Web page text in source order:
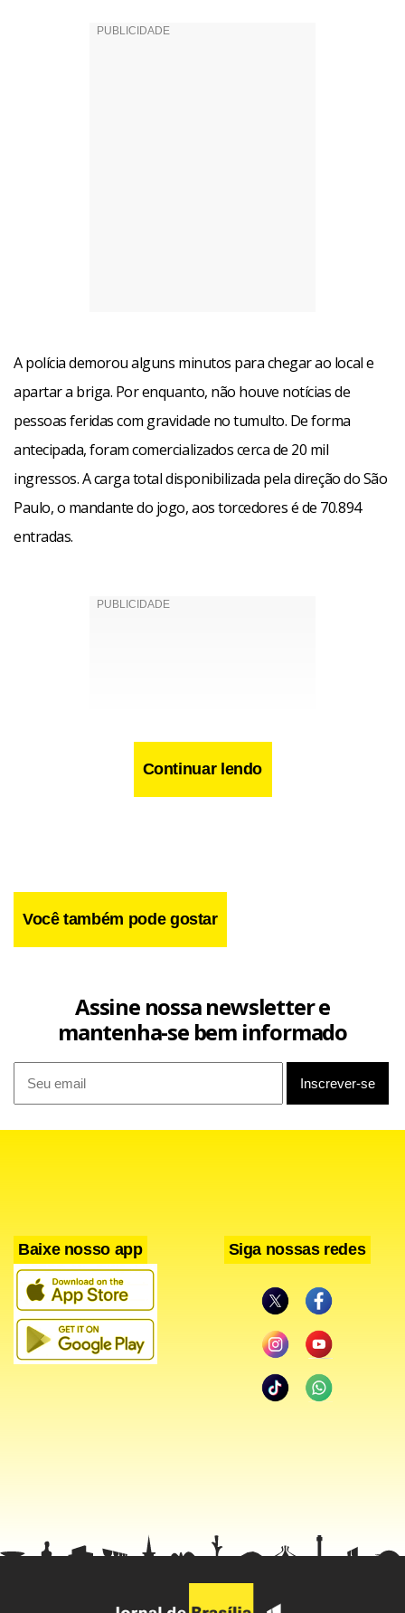
A polícia demorou alguns minutos para chegar ao local e
apartar a briga. Por enquanto, não houve notícias de
pessoas feridas com gravidade no tumulto. De forma
antecipada, foram comercializados cerca de 20 mil
ingressos. A carga total disponibilizada pela direção do São
Paulo, o mandante do jogo, aos torcedores é de 70.894
entradas.
Facebook
WhatsApp
LinkedIn
Twitter
X
Continuar lendo
Você também pode gostar
Assine nossa newsletter e
mantenha-se bem informado
Baixe nosso app Siga nossas redes